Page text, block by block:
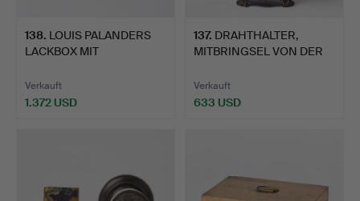
138. LOUIS PALANDERS
LACKBOX MIT
Verkauft
1.372 USD
137. DRAHTHALTER,
MITBRINGSEL VON DER
Verkauft
633 USD